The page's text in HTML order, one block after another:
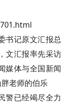
书记原文汇报总
文汇报率先采访
媒体与全国新闻
老师的伯乐
警已经竭尽全力